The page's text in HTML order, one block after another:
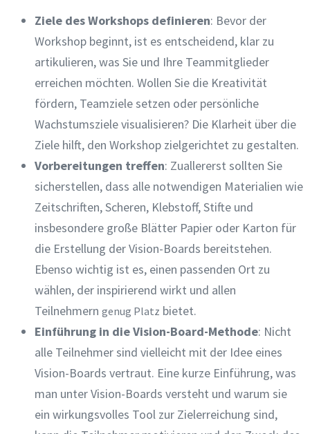
Ziele des Workshops definieren: Bevor der
Workshop beginnt, ist es entscheidend, klar zu
artikulieren, was Sie und Ihre Teammitglieder
erreichen möchten. Wollen Sie die Kreativität
fördern, Teamziele setzen oder persönliche
Wachstumsziele visualisieren? Die Klarheit über die
Ziele hilft, den Workshop zielgerichtet zu gestalten.
Vorbereitungen treffen: Zuallererst sollten Sie
sicherstellen, dass alle notwendigen Materialien wie
Zeitschriften, Scheren, Klebstoff, Stifte und
insbesondere große Blätter Papier oder Karton für
die Erstellung der Vision-Boards bereitstehen.
Ebenso wichtig ist es, einen passenden Ort zu
wählen, der inspirierend wirkt und allen
Teilnehmern genug Platz bietet.
Einführung in die Vision-Board-Methode: Nicht
alle Teilnehmer sind vielleicht mit der Idee eines
Vision-Boards vertraut. Eine kurze Einführung, was
man unter Vision-Boards versteht und warum sie
ein wirkungsvolles Tool zur Zielerreichung sind,